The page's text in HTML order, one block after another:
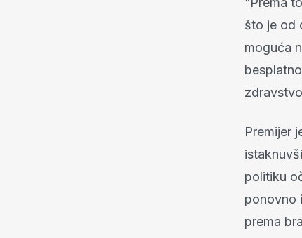
što je od
moguća
Premijer
politiku
ponovno
prema